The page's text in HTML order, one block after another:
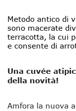
Metodo antico di
sono macerate
terracotta, la cui
e consente di
Una cuvée
della novità!
Amfora la nuova